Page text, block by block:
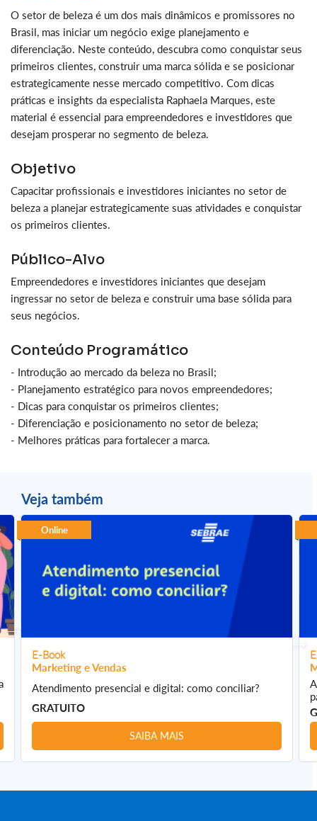
O setor de beleza é um dos mais dinâmicos e promissores no
Brasil, mas iniciar um negócio exige planejamento e
diferenciação. Neste conteúdo, descubra como conquistar seus
primeiros clientes, construir uma marca sólida e se posicionar
estrategicamente nesse mercado competitivo. Com dicas
práticas e insights da especialista Raphaela Marques, este
material é essencial para empreendedores e investidores que
desejam prosperar no segmento de beleza.
Objetivo
Capacitar profissionais e investidores iniciantes no setor de
beleza a planejar estrategicamente suas atividades e conquistar
os primeiros clientes.
Público-Alvo
Empreendedores e investidores iniciantes que desejam
ingressar no setor de beleza e construir uma base sólida para
seus negócios.
Conteúdo Programático
- Introdução ao mercado da beleza no Brasil;
- Planejamento estratégico para novos empreendedores;
- Dicas para conquistar os primeiros clientes;
- Diferenciação e posicionamento no setor de beleza;
- Melhores práticas para fortalecer a marca.
Veja também
Online
E-Book
Marketing e Vendas
Atendimento presencial e digital: como conciliar?
GRATUITO
SAIBA MAIS